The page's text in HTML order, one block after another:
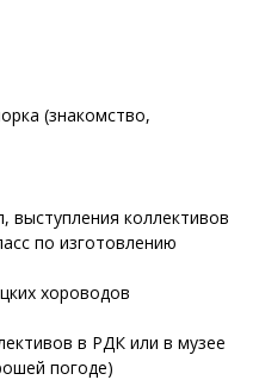
(знакомство,
выступления коллективов
по изготовлению
хороводов
в РДК или в музее
погоде)